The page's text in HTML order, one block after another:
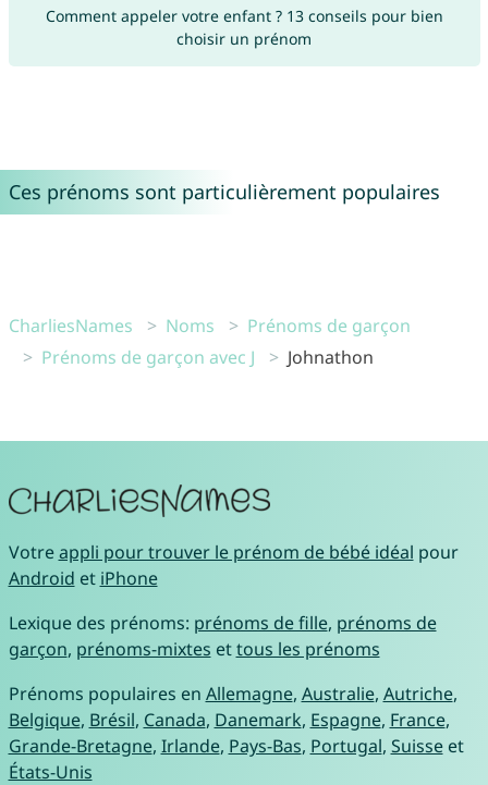
Comment appeler votre enfant ? 13 conseils pour bien
choisir un prénom
Ces prénoms sont particulièrement populaires
CharliesNames Noms
Prénoms de garçon
Prénoms de garçon avec J
Johnathon
Votreappli pour trouver le prénom de bébé idéal pour
Android et iPhone
Lexique des prénoms: prénoms de fille, prénoms de
garçon, prénoms-mixtes ettous les prénoms
Prénoms populaires en Allemagne, Australie, Autriche,
Belgique, Brésil, Canada, Danemark, Espagne, France,
Grande-Bretagne, Irlande, Pays-Bas, Portugal, Suisseet
États-Unis